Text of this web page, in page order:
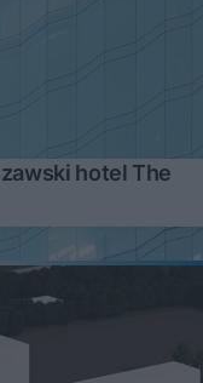
hotel The